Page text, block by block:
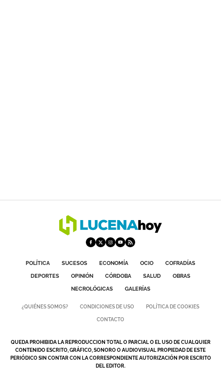
POLÍTICA SUCESOS ECONOMÍA OCIO
COFRADÍAS
DEPORTES
OPINIÓN CÓRDOBA SALUD
OBRAS
NECROLÓGICAS
GALERÍAS
¿QUIÉNES SOMOS? CONDICIONES DE USO POLÍTICA DE COOKIES
CONTACTO
QUEDA PROHIBIDA LA REPRODUCCION TOTAL O PARCIAL O EL USO DE CUALQUIER
CONTENIDO ESCRITO, GRÁFICO, SONORO O AUDIOVISUAL PROPIEDAD DE ESTE
PERIÓDICO SIN CONTAR CON LA CORRESPONDIENTE AUTORIZACIÓN POR ESCRITO
DEL EDITOR.